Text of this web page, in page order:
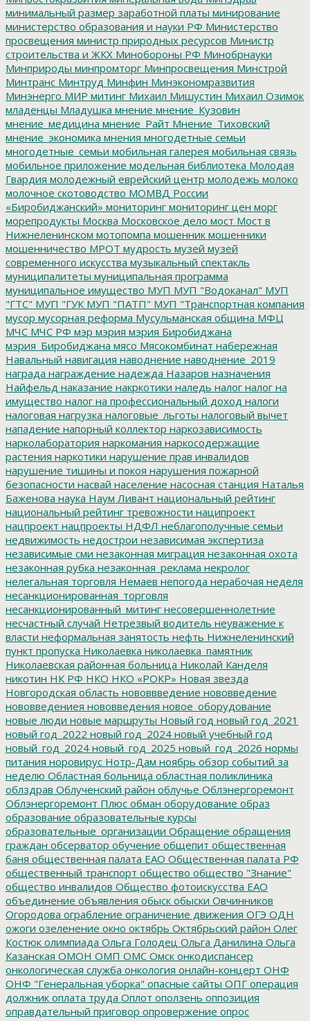
минимальный размер заработной платы минирование
министерство образования и науки РФ Министерство
просвещения министр природных ресурсов Министр
строительства и ЖКХ Минобороны РФ Минобрнауки
Минприроды минпромторг Минпросвещения Минстрой
Минтранс Минтруд Минфин Минэкономразвития
Минэнерго МИР митинг Михаил Мишустин Михаил Озимок
младенцы Младушка мнение мнение_Кузовин
мнение_медицина мнение_Райт Мнение_Тиховский
мнение_экономика мнения многодетные семьи
многодетные_семьи мобильная галерея мобильная связь
мобильное приложение модельная библиотека Молодая
Гвардия молодежный еврейский центр молодежь молоко
молочное скотоводство МОМВД России
«Биробиджанский» мониторинг мониторинг цен морг
морепродукты Москва Московское дело мост Мост в
Нижнеленинском мотопомпа мошенник мошенники
мошенничество МРОТ мудрость музей музей
современного искусства музыкальный спектакль
муниципалитеты муниципальная программа
муниципальное имущество МУП МУП "Водоканал" МУП
"ГТС" МУП "ГУК МУП "ПАТП" МУП "Транспортная компания
мусор мусорная реформа Мусульманская община МФЦ
МЧС МЧС РФ мэр мэрия мэрия Биробиджана
мэрия_Биробиджана мясо Мясокомбинат набережная
Навальный навигация наводнение наводнение_2019
награда награждение надежда Назаров назначения
Найфельд наказание накркотики наледь налог налог на
имущество налог на профессиональный доход налоги
налоговая нагрузка налоговые_льготы налоговый вычет
нападение напорный коллектор наркозависимость
нарколаборатория наркомания наркосодержащие
растения наркотики нарушение прав инвалидов
нарушение тишины и покоя нарушения пожарной
безопасности насвай население насосная станция Наталья
Баженова наука Наум Ливант национальный рейтинг
национальный рейтинг тревожности наципроект
нацпроект нацпроекты НДФЛ неблагополучные семьи
недвижимость недострои независимая экспертиза
независимые сми незаконная миграция незаконная охота
незаконная рубка незаконная_реклама некролог
нелегальная торговля Немаев непогода нерабочая неделя
несанкционированная_торговля
несанкционированный_митинг несовершеннолетние
несчастный случай Нетрезвый водитель неуважение к
власти неформальная занятость нефть Нижнеленинский
пункт пропуска Николаевка николаевка_памятник
Николаевская районная больница Николай Канделя
никотин НК РФ НКО НКО «РОКР» Новая звезда
Новгородская область нововвведение нововведение
нововведениея нововведения новое_оборудование
новые люди новые маршруты Новый год новый год_2021
новый год_2022 новый год_2024 новый учебный год
новый_год_2024 новый_год_2025 новый_год_2026 нормы
питания норовирус Нотр-Дам ноябрь обзор событий за
неделю Областная больница областная поликлиника
облздрав Облученский район облучье Облэнергоремонт
Облэнергоремонт Плюс обман оборудование образ
образование образовательные курсы
образовательные_организации Обращение обращения
граждан обсерватор обучение общепит общественная
баня общественная палата ЕАО Общественная палата РФ
общественный транспорт общество общество "Знание"
общество инвалидов Общество фотоискусства ЕАО
объединение объявления обыск обыски Овчинников
Огородова ограбление ограничение движения ОГЭ ОДН
ожоги озеленение окно октябрь Октябрьский район Олег
Костюк олимпиада Ольга Голодец Ольга Данилина Ольга
Казанская ОМОН ОМП ОМС Омск онкодиспансер
онкологическая служба онкология онлайн-концерт ОНФ
ОНФ "Генеральная уборка" опасные сайты ОПГ операция
должник оплата труда Оплот оползень оппозиция
оправдательный приговор опровержение опрос